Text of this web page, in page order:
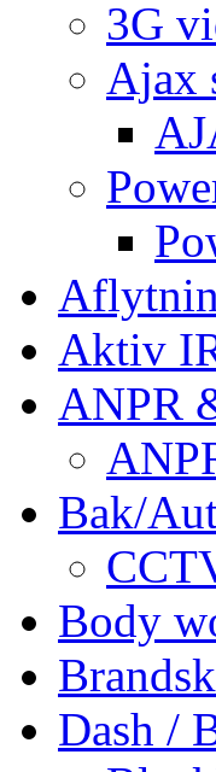
3G
Ajax
Aktiv
ANPR
Bak/
Body
Dash /